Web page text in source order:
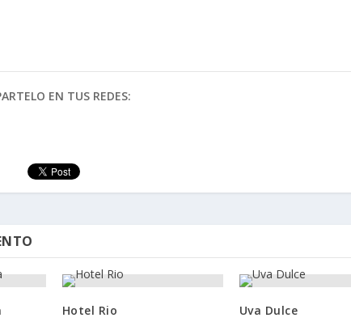
EN TUS REDES:
Hotel Rio Uva Dulce